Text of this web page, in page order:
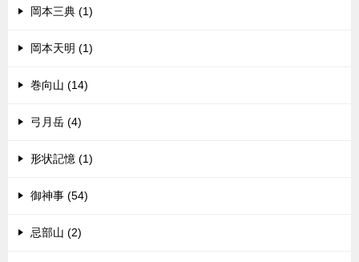
岡本三典 (1)
岡本天明 (1)
巻向山 (14)
弓月岳 (4)
形状記憶 (1)
御神事 (54)
忌部山 (2)